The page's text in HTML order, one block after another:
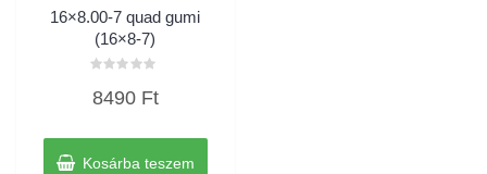
16×8.00-7 quad gumi
(16×8-7)
0
8490 Ft
Kosárba teszem